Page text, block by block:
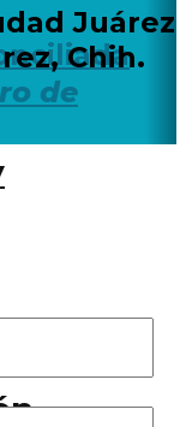
Juárez
Chih.
de